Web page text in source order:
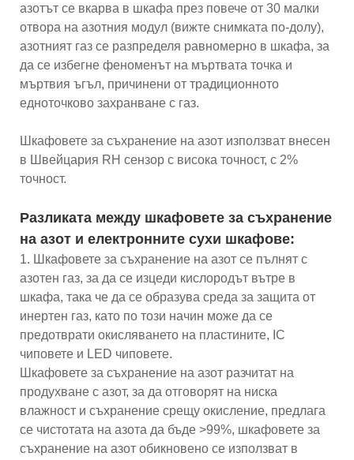
азотът се вкарва в шкафа през повече от 30 малки
отвора на азотния модул (вижте снимката по-долу),
азотният газ се разпределя равномерно в шкафа, за
да се избегне феноменът на мъртвата точка и
мъртвия ъгъл, причинени от традиционното
едноточково захранване с газ.
Шкафовете за съхранение на азот използват внесен
в Швейцария RH сензор с висока точност, с 2%
точност.
Разликата между шкафовете за съхранение
на азот и електронните сухи шкафове:
1. Шкафовете за съхранение на азот се пълнят с
азотен газ, за ​​да се изцеди кислородът вътре в
шкафа, така че да се образува среда за защита от
инертен газ, като по този начин може да се
предотврати окисляването на пластините, IC
чиповете и LED чиповете.
Шкафовете за съхранение на азот разчитат на
продухване с азот, за да отговорят на ниска
влажност и съхранение срещу окисление, предлага
се чистотата на азота да бъде >99%, шкафовете за
съхранение на азот обикновено се използват в